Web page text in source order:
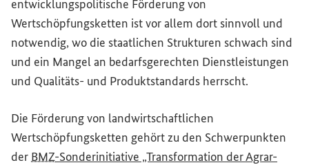
entwicklungspolitische Förderung von
Wertschöpfungsketten ist vor allem dort sinnvoll und
notwendig, wo die staatlichen Strukturen schwach sind
und ein Mangel an bedarfsgerechten Dienstleistungen
und Qualitäts- und Produktstandards herrscht.
Die Förderung von landwirtschaftlichen
Wertschöpfungsketten gehört zu den Schwerpunkten
der BMZ-Sonderinitiative „Transformation der Agrar-